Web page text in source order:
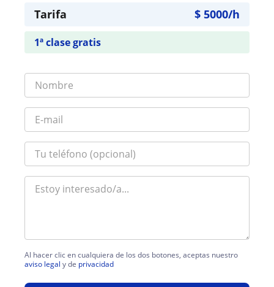
Tarifa $ 5000/h
1ª clase gratis
Al hacer clic en cualquiera de los dos botones, aceptas nuestro
aviso legal y de privacidad